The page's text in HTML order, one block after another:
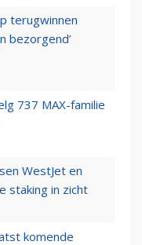
terugwinnen
bezorgend’
737 MAX-familie
WestJet en
staking in zicht
komende